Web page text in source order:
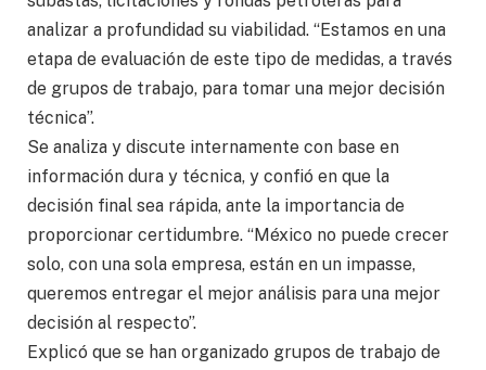
analizar a profundidad su viabilidad. “Estamos en una
etapa de evaluación de este tipo de medidas, a través
de grupos de trabajo, para tomar una mejor decisión
técnica”.
Se analiza y discute internamente con base en
información dura y técnica, y confió en que la
decisión final sea rápida, ante la importancia de
proporcionar certidumbre. “México no puede crecer
solo, con una sola empresa, están en un impasse,
queremos entregar el mejor análisis para una mejor
decisión al respecto”.
Explicó que se han organizado grupos de trabajo de